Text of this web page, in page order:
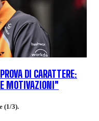
DI CARATTERE:
MOTIVAZIONI"
(1/3).